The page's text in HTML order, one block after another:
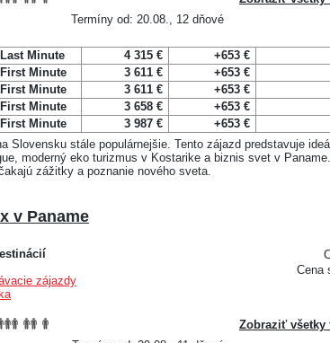
Termíny od: 20.08., 12 dňové
Last Minute 4 315 € +653 €
First Minute 3 611 € +653 €
First Minute 3 611 € +653 €
First Minute 3 658 € +653 €
First Minute 3 987 € +653 €
Slovensku stále populárnejšie. Tento zájazd predstavuje
moderný eko turizmus v Kostarike a biznis svet v
zážitky a poznanie nového sveta.
v Paname
Cena
zájazdy
Zobraziť všetky